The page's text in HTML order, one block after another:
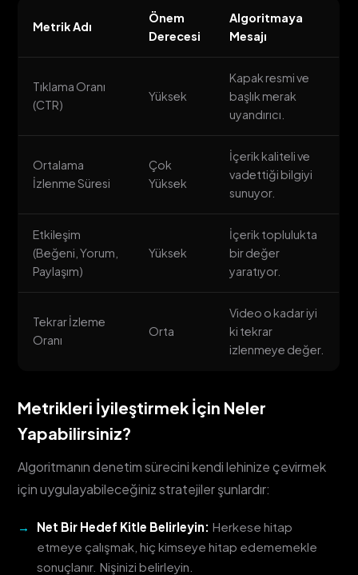
Metrik Adı
Önem
Derecesi
Algoritmaya
Mesajı
Tıklama Oranı
(CTR)
Yüksek
Kapak resmi ve
başlık merak
uyandırıcı.
Ortalama
İzlenme Süresi
Çok
Yüksek
İçerik kaliteli ve
vadettiği bilgiyi
sunuyor.
Etkileşim
(Beğeni, Yorum,
Paylaşım)
Yüksek
İçerik toplulukta
bir değer
yaratıyor.
Tekrar İzleme
Oranı
Orta
Video o kadar iyi
ki tekrar
izlenmeye değer.
Metrikleri İyileştirmek İçin Neler
Yapabilirsiniz?
Algoritmanın denetim sürecini kendi lehinize çevirmek
için uygulayabileceğiniz stratejiler şunlardır:
Net Bir Hedef Kitle Belirleyin: Herkese hitap
etmeye çalışmak, hiç kimseye hitap edememekle
sonuçlanır. Nişinizi belirleyin.